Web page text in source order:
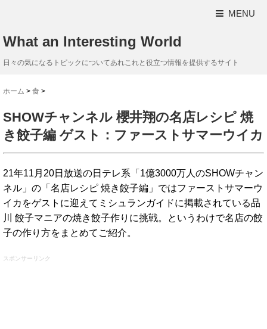
MENU
What an Interesting World
日々の気になるトピックについてあれこれと役立つ情報を提供するサイト
ホーム > 食 >
SHOWチャンネル 櫻井翔の名店レシピ 焼
き餃子編 ゲスト：ファーストサマーウイカ
21年11月20日放送の日テレ系「1億3000万人のSHOWチャン
ネル」の「名店レシピ 焼き餃子編」ではファーストサマーウ
イカをゲストに迎えてミシュランガイドに掲載されている品
川 餃子マニアの焼き餃子作りに挑戦。というわけで名店の餃
子の作り方をまとめてご紹介。
スポンサーリンク